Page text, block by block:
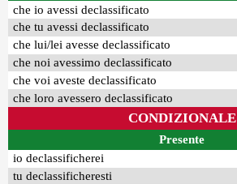
che io avessi declassificato
che tu avessi declassificato
che lui/lei avesse declassificato
che noi avessimo declassificato
che voi aveste declassificato
che loro avessero declassificato
CONDIZIONALE
Presente
io declassificherei
tu declassificheresti